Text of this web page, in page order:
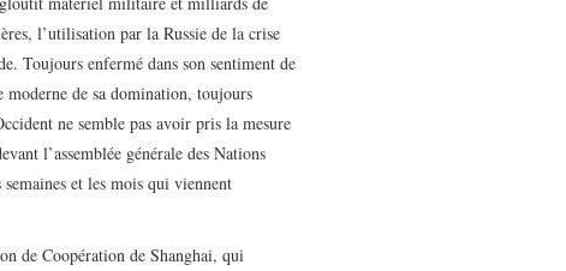
l’utilisation par la Russie de la crise
Toujours enfermé dans son sentiment de
de sa domination, toujours
ne semble pas avoir pris la mesure
l’assemblée générale des Nations
et les mois qui viennent
de Coopération de Shanghai, qui